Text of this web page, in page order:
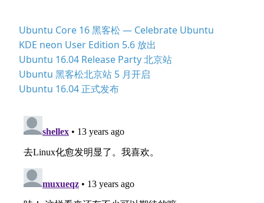
Ubuntu Core 16 黑客松 — Celebrate Ubuntu
KDE neon User Edition 5.6 放出
Ubuntu 16.04 Release Party 北京站
Ubuntu 黑客松北京站 5 月开启
Ubuntu 16.04 正式发布